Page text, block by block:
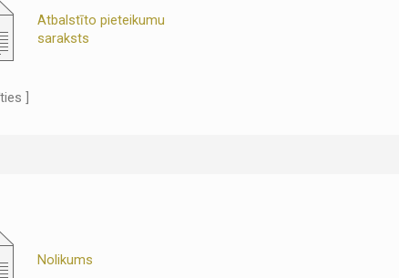
Atbalstīto pieteikumu
saraksts
]
Nolikums